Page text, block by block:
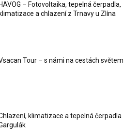
HAVOG – Fotovoltaika, tepelná čerpadla,
klimatizace a chlazení z Trnavy u Zlína
Tour – s námi na cestách světem
klimatizace a tepelná čerpadla